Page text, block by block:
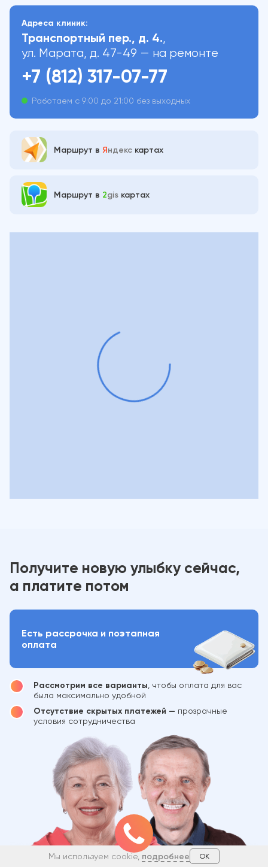
Адреса клиник:
Транспортный пер., д. 4.,
ул. Марата, д. 47-49 — на ремонте
+7 (812) 317-07-77
Работаем с 9:00 до 21:00 без выходных
Маршрут в Яндекс картах
Маршрут в 2gis картах
Получите новую улыбку сейчас,
а платите потом
Есть рассрочка и поэтапная
оплата
Рассмотрим все варианты , чтобы оплата для вас
была максимально удобной
Отсутствие скрытых платежей — прозрачные
условия сотрудничества
Мы используем cookie, подробнее ОК